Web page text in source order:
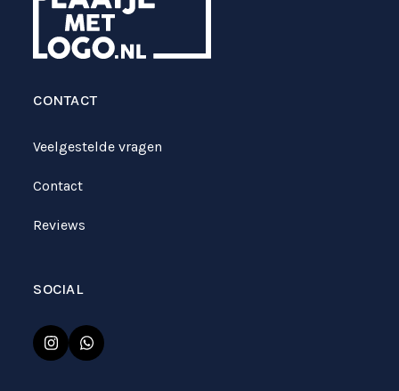
CONTACT
Veelgestelde vragen
Contact
Reviews
SOCIAL
InstagramWhatsapp